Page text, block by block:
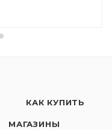
КАК КУПИТЬ
МАГАЗИНЫ